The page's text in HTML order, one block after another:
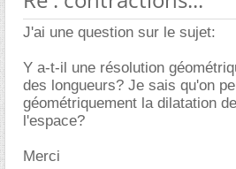
J'ai une question sur le sujet:
Y a-t-il une résolution
des longueurs? Je sais qu'on
géométriquement la dilatation
l'espace?
Merci